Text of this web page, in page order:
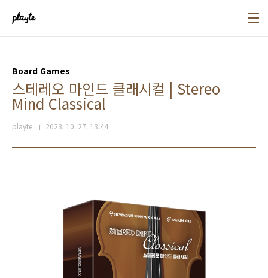
Board Games
스테레오 마인드 클래시컬 | Stereo
Mind Classical
playte 2023. 10. 27. 13:44